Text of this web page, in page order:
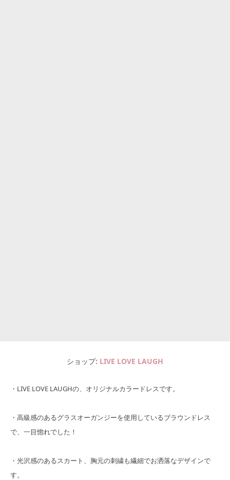
ショップ LIVE LOVE LAUGH
・LIVE LOVE LAUGHの、オリジナルカラードレスです。
・高級感のあるグラスオーガンジーを使用しているブラウンドレス
で、一目惚れでした！
・光沢感のあるスカート、胸元の刺繍も繊細でお洒落なデザインで
す。